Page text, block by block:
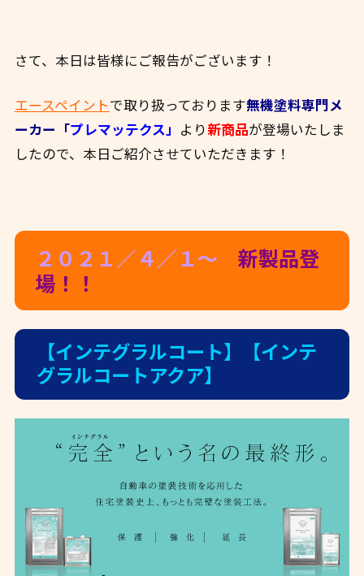
さて、本日は皆様にご報告がございます！
エースペイントで取り扱っております無機塗料専門メ
ーカー「プレマッテクス」 より新商品が登場いたしま
したので、本日ご紹介させていただきます！
２０２１／４／１～ 新製品登
場！！
【インテグラルコート】【インテ
グラルコートアクア】